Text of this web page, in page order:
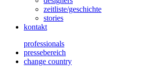
zeitliste/geschichte
stories
kontakt
professionals
pressebereich
change country